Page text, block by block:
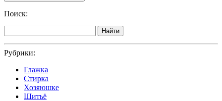
Поиск:
Найти
Рубрики:
Глажка
Стирка
Хозяюшке
Шитьё